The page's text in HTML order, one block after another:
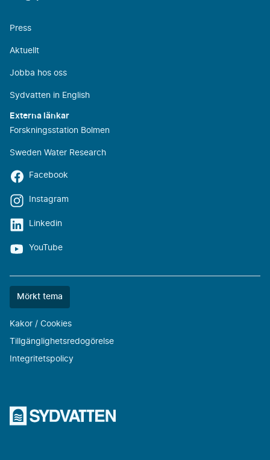
Press
Aktuellt
Jobba hos oss
Sydvatten in English
Externa länkar
Forskningsstation Bolmen
Sweden Water Research
Facebook
Instagram
Linkedin
YouTube
Färgtemat
Mörkt tema
Kakor / Cookies
Tillgänglighetsredogörelse
Integritetspolicy